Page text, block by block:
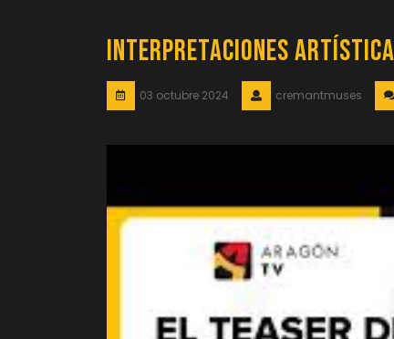
Interpretaciones
03 octubre 2024 cremantmuses